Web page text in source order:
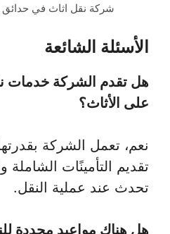
شركة نقل اثاث في حدائق
الأسئلة الشائعة
هل تقدم الشركة خدمات
على الأثاث؟
نعم، تعمل الشركة
تقديم التأمينًات
تحدث عند عملية النقل.
هل هناك مواعيد محددة